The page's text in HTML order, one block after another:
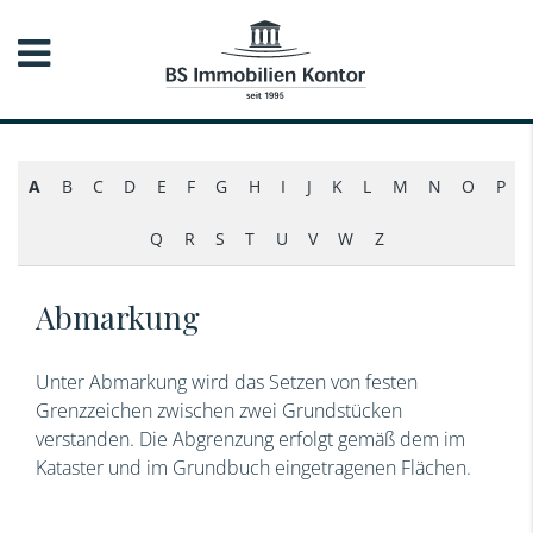
A B C D E F G H I J K L M N O P
Q R S T U V W Z
Abmarkung
Unter Abmarkung wird das Setzen von festen
Grenzzeichen zwischen zwei Grundstücken
verstanden. Die Abgrenzung erfolgt gemäß dem im
Kataster und im Grundbuch eingetragenen Flächen.